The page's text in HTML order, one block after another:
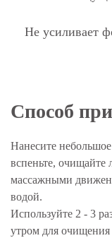
Не усиливает
Способ
Нанесите
вспеньте, очищайте
массажными
водой.
Используйте 2 - 3
утром для